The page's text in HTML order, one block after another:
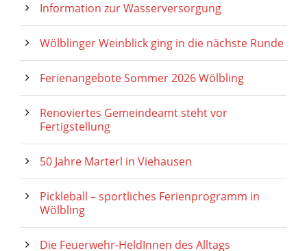
Information zur Wasserversorgung
Wölblinger Weinblick ging in die nächste Runde
Ferienangebote Sommer 2026 Wölbling
Renoviertes Gemeindeamt steht vor
Fertigstellung
50 Jahre Marterl in Viehausen
Pickleball – sportliches Ferienprogramm in
Wölbling
Die Feuerwehr-HeldInnen des Alltags